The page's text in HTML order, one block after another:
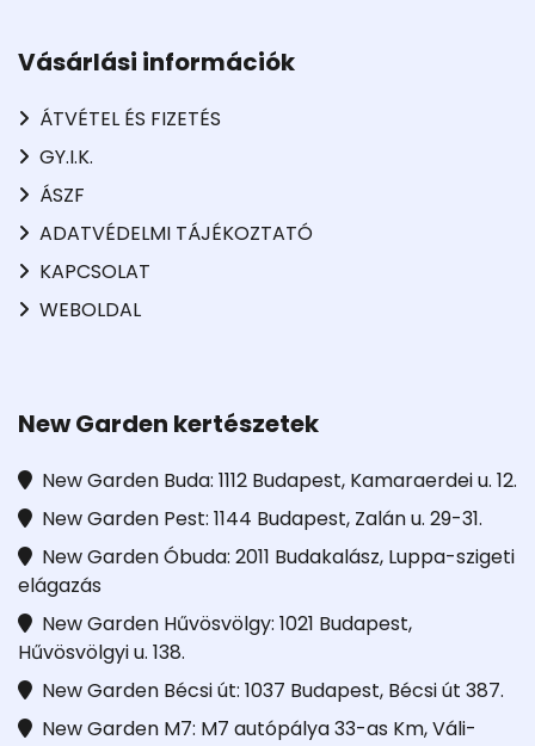
Vásárlási információk
ÁTVÉTEL ÉS FIZETÉS
GY.I.K.
ÁSZF
ADATVÉDELMI TÁJÉKOZTATÓ
KAPCSOLAT
WEBOLDAL
New Garden kertészetek
New Garden Buda: 1112 Budapest, Kamaraerdei u. 12.
New Garden Pest: 1144 Budapest, Zalán u. 29-31.
New Garden Óbuda: 2011 Budakalász, Luppa-szigeti
elágazás
New Garden Hűvösvölgy: 1021 Budapest,
Hűvösvölgyi u. 138.
New Garden Bécsi út: 1037 Budapest, Bécsi út 387.
New Garden M7: M7 autópálya 33-as Km, Váli-